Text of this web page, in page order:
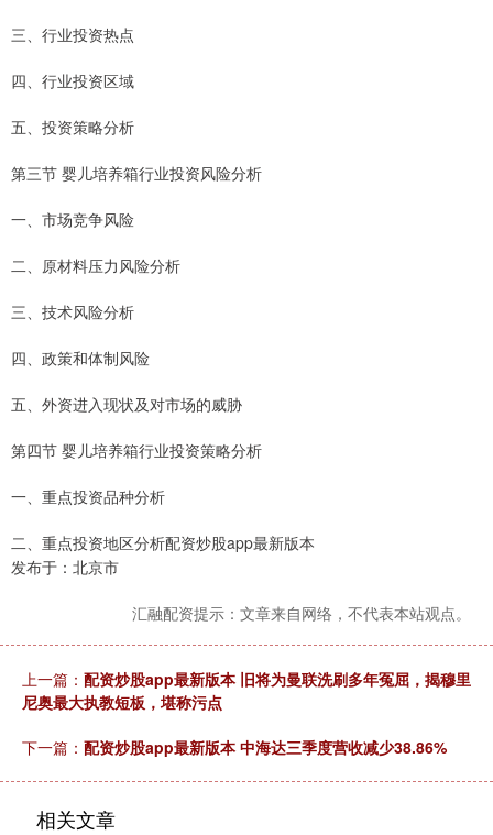
三、行业投资热点
四、行业投资区域
五、投资策略分析
第三节 婴儿培养箱行业投资风险分析
一、市场竞争风险
二、原材料压力风险分析
三、技术风险分析
四、政策和体制风险
五、外资进入现状及对市场的威胁
第四节 婴儿培养箱行业投资策略分析
一、重点投资品种分析
二、重点投资地区分析配资炒股app最新版本
发布于：北京市
汇融配资提示：文章来自网络，不代表本站观点。
上一篇： 配资炒股app最新版本 旧将为曼联洗刷多年冤屈，揭穆里
尼奥最大执教短板，堪称污点
下一篇： 配资炒股app最新版本 中海达三季度营收减少38.86%
相关文章